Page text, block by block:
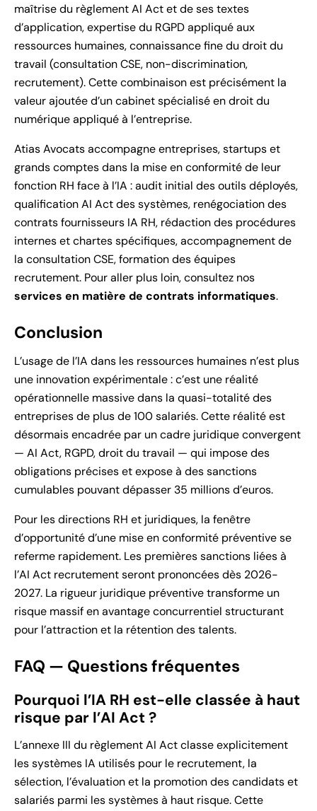
maîtrise du règlement AI Act et de ses textes
d’application, expertise du RGPD appliqué aux
ressources humaines, connaissance fine du droit du
travail (consultation CSE, non-discrimination,
recrutement). Cette combinaison est précisément la
valeur ajoutée d’un cabinet spécialisé en droit du
numérique appliqué à l’entreprise.
Atias Avocats accompagne entreprises, startups et
grands comptes dans la mise en conformité de leur
fonction RH face à l’IA : audit initial des outils déployés,
qualification AI Act des systèmes, renégociation des
contrats fournisseurs IA RH, rédaction des procédures
internes et chartes spécifiques, accompagnement de
la consultation CSE, formation des équipes
recrutement. Pour aller plus loin, consultez nos
services en matière de contrats informatiques.
Conclusion
L’usage de l’IA dans les ressources humaines n’est plus
une innovation expérimentale : c’est une réalité
opérationnelle massive dans la quasi-totalité des
entreprises de plus de 100 salariés. Cette réalité est
désormais encadrée par un cadre juridique convergent
— AI Act, RGPD, droit du travail — qui impose des
obligations précises et expose à des sanctions
cumulables pouvant dépasser 35 millions d’euros.
Pour les directions RH et juridiques, la fenêtre
d’opportunité d’une mise en conformité préventive se
referme rapidement. Les premières sanctions liées à
l’AI Act recrutement seront prononcées dès 2026-
2027. La rigueur juridique préventive transforme un
risque massif en avantage concurrentiel structurant
pour l’attraction et la rétention des talents.
FAQ — Questions fréquentes
Pourquoi l’IA RH est-elle classée à haut
risque par l’AI Act ?
L’annexe III du règlement AI Act classe explicitement
les systèmes IA utilisés pour le recrutement, la
sélection, l’évaluation et la promotion des candidats et
salariés parmi les systèmes à haut risque. Cette